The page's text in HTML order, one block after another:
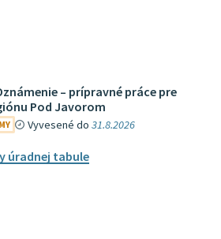
Oznámenie – prípravné práce pre
Pod Javorom
Vyvesené do31.8.2026
úradnej tabule